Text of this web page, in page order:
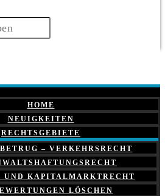
HOME
NEUIGKEITEN
RECHTSGEBIETE
– VERKEHRSRECHT
UND KAPITALMARKTRECHT
LÖSCHEN